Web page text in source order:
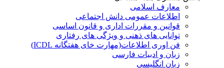
معارف اسلامی
اطلاعات عمومی دانش اجتماعی
قوانین و مقررات اداری و قانون اساسی
توانایی های ذهنی و ویژگی های رفتاری
فن اوری اطلاعات(مهارت خای هفتگانه ICDL)
زبان و ادبیات فارسی
زبان انگلیسی